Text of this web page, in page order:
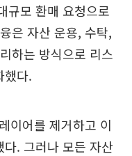
규모 환매 요청으로
은 자산 운용, 수탁,
하는 방식으로 리스
했다.
이어를 제거하고 이
. 그러나 모든 자산